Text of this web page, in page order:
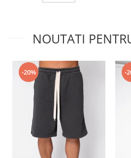
NOUTATI
-20% -